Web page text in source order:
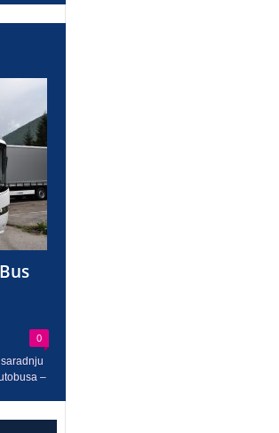
0
–